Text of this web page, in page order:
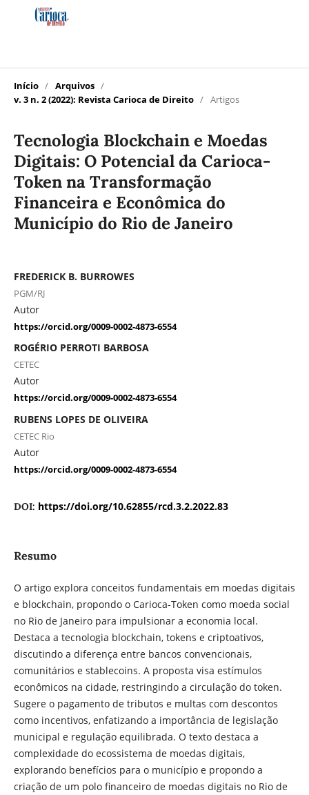
Início / Arquivos /
v. 3 n. 2 (2022): Revista Carioca de Direito / Artigos
Tecnologia Blockchain e Moedas
Digitais: O Potencial da Carioca-
Token na Transformação
Financeira e Econômica do
Município do Rio de Janeiro
FREDERICK B. BURROWES
PGM/RJ
Autor
https://orcid.org/0009-0002-4873-6554
ROGÉRIO PERROTI BARBOSA
CETEC
Autor
https://orcid.org/0009-0002-4873-6554
RUBENS LOPES DE OLIVEIRA
CETEC Rio
Autor
https://orcid.org/0009-0002-4873-6554
DOI: https://doi.org/10.62855/rcd.3.2.2022.83
Resumo
O artigo explora conceitos fundamentais em moedas digitais
e blockchain, propondo o Carioca-Token como moeda social
no Rio de Janeiro para impulsionar a economia local.
Destaca a tecnologia blockchain, tokens e criptoativos,
discutindo a diferença entre bancos convencionais,
comunitários e stablecoins. A proposta visa estímulos
econômicos na cidade, restringindo a circulação do token.
Sugere o pagamento de tributos e multas com descontos
como incentivos, enfatizando a importância de legislação
municipal e regulação equilibrada. O texto destaca a
complexidade do ecossistema de moedas digitais,
explorando benefícios para o município e propondo a
criação de um polo financeiro de moedas digitais no Rio de